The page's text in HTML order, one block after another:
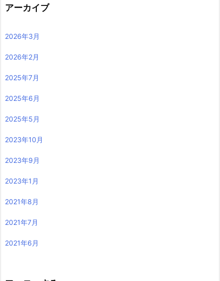
アーカイブ
2026年3月
2026年2月
2025年7月
2025年6月
2025年5月
2023年10月
2023年9月
2023年1月
2021年8月
2021年7月
2021年6月